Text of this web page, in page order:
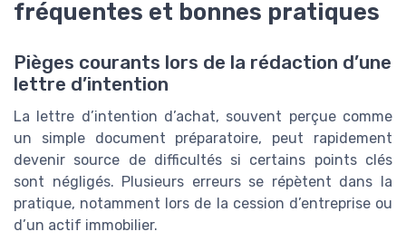
fréquentes et bonnes pratiques
Pièges courants lors de la rédaction d’une
lettre d’intention
La lettre d’intention d’achat, souvent perçue comme
un simple document préparatoire, peut rapidement
devenir source de difficultés si certains points clés
sont négligés. Plusieurs erreurs se répètent dans la
pratique, notamment lors de la cession d’entreprise ou
d’un actif immobilier.